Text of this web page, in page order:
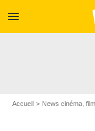
menu
Accueil News cinéma,